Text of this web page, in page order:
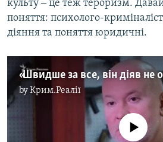
культу ‒ це теж тероризм.
поняття: психолого-
діяння та поняття юридичні.
byКрим.Реалії
No media source